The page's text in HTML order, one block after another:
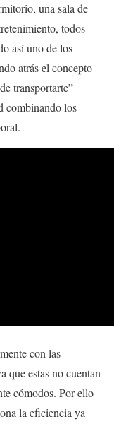
una sala de
todos
así uno de los
atrás el concepto
transportarte”
combinando los
con las
que estas no cuentan
cómodos. Por ello
la eficiencia ya